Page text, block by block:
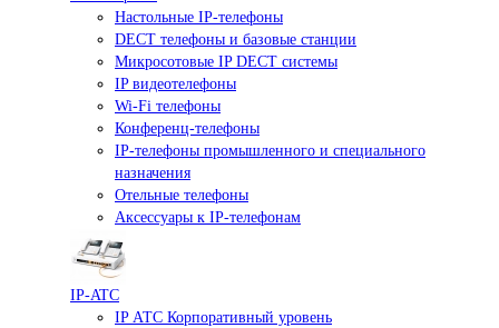
Настольные IP-телефоны
DECT телефоны и базовые станции
Микросотовые IP DECT системы
IP видеотелефоны
Wi-Fi телефоны
Конференц-телефоны
IP-телефоны промышленного и специального
назначения
Отельные телефоны
Аксессуары к IP-телефонам
IP-ATC
IP АТС Корпоративный уровень